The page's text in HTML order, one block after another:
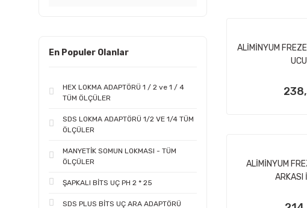
En Populer Olanlar
HEX LOKMA ADAPTÖRÜ 1 / 2 ve 1 / 4
TÜM ÖLÇÜLER
SDS LOKMA ADAPTÖRÜ 1/2 VE 1/4 TÜM
ÖLÇÜLER
MANYETİK SOMUN LOKMASI - TÜM
ÖLÇÜLER
ŞAPKALI BİTS UÇ PH 2 * 25
SDS PLUS BİTS UÇ ARA ADAPTÖRÜ
ALİMİNYUM
ALİMİNYUM
ARKASI